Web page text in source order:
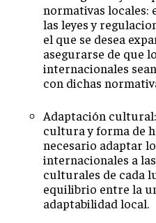
CALIDAD Y
TALENTOS
RECURSOS
TALENTO
RECLUTAMIENTO
DESARROLLO DE
GESTIÓN DEL
CULTURA Y CLIMA
normativas locales:
las leyes y
el que se desea
asegurarse de que
internacionales
con dichas
Adaptación
cultura y forma de
necesario adaptar
internacionales a
culturales de cada
equilibrio entre la
adaptabilidad local.